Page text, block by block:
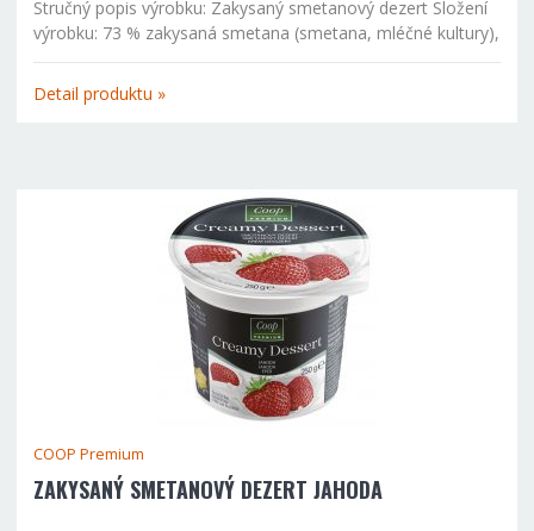
Stručný popis výrobku: Zakysaný smetanový dezert Složení
výrobku: 73 % zakysaná smetana (smetana, mléčné kultury),
broskvovo-maracujová složka (36,1 % broskve, cukr, 6 %
maracujová šťáva z koncentrátu, škrob, 3,4 % broskvová...
Detail produktu »
COOP Premium
ZAKYSANÝ SMETANOVÝ DEZERT JAHODA